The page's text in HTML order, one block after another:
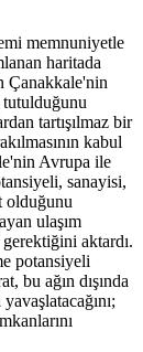
memnuniyetle
haritada
Çanakkale'nin
tutulduğunu
tartışılmaz bir
kabul
Avrupa ile
sanayisi,
olduğunu
ulaşım
aktardı.
potansiyeli
bu ağın dışında